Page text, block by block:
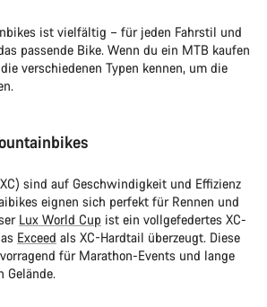
ist vielfältig – für jeden Fahrstil und
passende Bike. Wenn du ein MTB kaufen
verschiedenen Typen kennen, um die
sind auf Geschwindigkeit und Effizienz
eignen sich perfekt für Rennen und
Lux World Cup ist ein vollgefedertes XC-
Exceed als XC-Hardtail überzeugt. Diese
für Marathon-Events und lange
Gelände.